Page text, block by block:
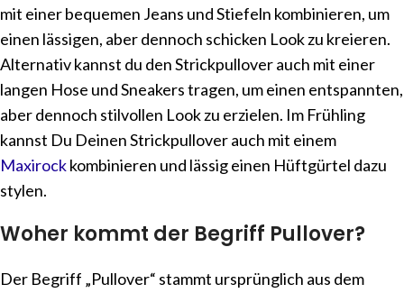
mit einer bequemen Jeans und Stiefeln kombinieren, um
einen lässigen, aber dennoch schicken Look zu kreieren.
Alternativ kannst du den Strickpullover auch mit einer
langen Hose und Sneakers tragen, um einen entspannten,
aber dennoch stilvollen Look zu erzielen. Im Frühling
kannst Du Deinen Strickpullover auch mit einem
Maxirockkombinieren und lässig einen Hüftgürtel dazu
stylen.
Woher kommt der Begriff Pullover?
Der Begriff „Pullover“ stammt ursprünglich aus dem